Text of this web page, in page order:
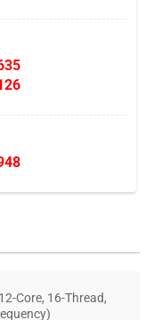
Core, 16-Thread,